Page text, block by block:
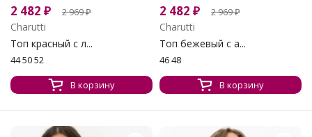
2 482 ₽ 2 969₽
Charutti
Топ красный с л...
44 50 52
В корзину
2 482 ₽ 2 969₽
Charutti
Топ бежевый с а...
46 48
В корзину